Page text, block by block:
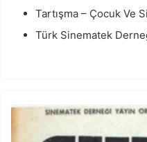
Tartışma – Çocuk Ve
Türk Sinematek